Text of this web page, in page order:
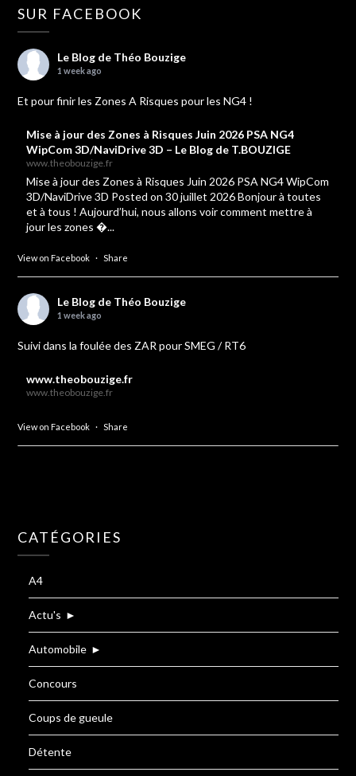
SUR FACEBOOK
Le Blog de Théo Bouzige
1 week ago
Et pour finir les Zones A Risques pour les NG4 !
Mise à jour des Zones à Risques Juin 2026 PSA NG4
WipCom 3D/NaviDrive 3D – Le Blog de T.BOUZIGE
www.theobouzige.fr
Mise à jour des Zones à Risques Juin 2026 PSA NG4 WipCom
3D/NaviDrive 3D Posted on 30 juillet 2026 Bonjour à toutes
et à tous ! Aujourd’hui, nous allons voir comment mettre à
jour les zones �...
View on Facebook · Share
Le Blog de Théo Bouzige
1 week ago
Suivi dans la foulée des ZAR pour SMEG / RT6
www.theobouzige.fr
www.theobouzige.fr
View on Facebook · Share
CATÉGORIES
A4
Actu's ►
Automobile ►
Concours
Coups de gueule
Détente